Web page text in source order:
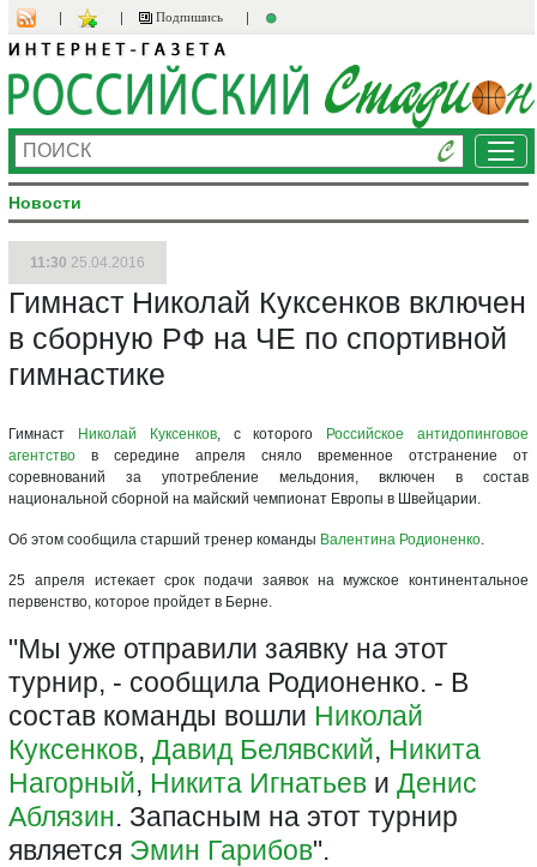
Подпишись
Новости
11:30 25.04.2016
Гимнаст Николай Куксенков включен
в сборную РФ на ЧЕ по спортивной
гимнастике
Гимнаст Николай Куксенков, с которого
Российское антидопинговое
агентство в середине апреля сняло временное отстранение от
соревнований за употребление мельдония, включен в состав
национальной сборной на майский чемпионат Европы в Швейцарии.
Об этом сообщила старший тренер команды Валентина Родионенко.
25 апреля истекает срок подачи заявок на мужское континентальное
первенство, которое пройдет в Берне.
"Мы уже отправили заявку на этот
турнир, - сообщила Родионенко. - В
состав команды вошли Николай
Куксенков, Давид Белявский, Никита
Нагорный, Никита Игнатьев и Денис
Аблязин. Запасным на этот турнир
является Эмин Гарибов".